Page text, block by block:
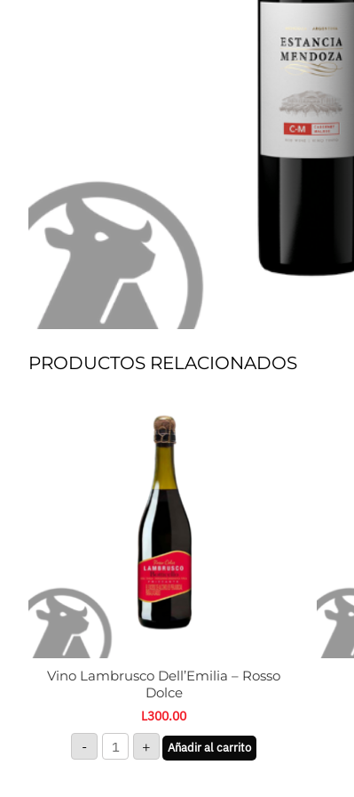
PRODUCTOS RELACIONADOS
Vino Lambrusco Dell’Emilia – Rosso
Dolce
L300.00
-
Dell'Emilia
+ Añadir al carrito